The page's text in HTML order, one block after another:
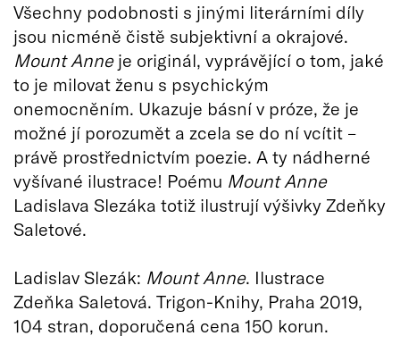
Všechny podobnosti s jinými literárními díly
jsou nicméně čistě subjektivní a okrajové.
Mount Anneje originál, vyprávějící o tom, jaké
to je milovat ženu s psychickým
onemocněním. Ukazuje básní v próze, že je
možné jí porozumět a zcela se do ní vcítit –
právě prostřednictvím poezie. A ty nádherné
vyšívané ilustrace! Poému Mount Anne
Ladislava Slezáka totiž ilustrují výšivky Zdeňky
Saletové.
Ladislav Slezák: Mount Anne. Ilustrace
Zdeňka Saletová. Trigon-Knihy, Praha 2019,
104 stran, doporučená cena 150 korun.